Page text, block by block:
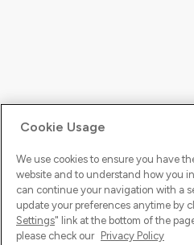
Cookie Usage
We use cookies to ensure you have
website and to understand how you
can continue your navigation with a
update your preferences anytime by
Settings" link at the bottom of the
please check our Privacy Policy